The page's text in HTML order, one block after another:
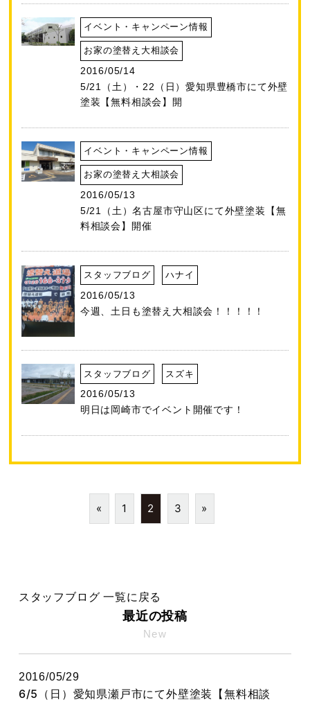
イベント・キャンペーン情報
お家の塗替え大相談会
2016/05/14
5/21（土）・22（日）愛知県豊橋市にて外壁
塗装【無料相談会】開
イベント・キャンペーン情報
お家の塗替え大相談会
2016/05/13
5/21（土）名古屋市守山区にて外壁塗装【無
料相談会】開催
スタッフブログ ハナイ
2016/05/13
今週、土日も塗替え大相談会！！！！！
スタッフブログ スズキ
2016/05/13
明日は岡崎市でイベント開催です！
« 1 2 3 »
スタッフブログ 一覧に戻る
最近の投稿
New
2016/05/29
6/5（日）愛知県瀬戸市にて外壁塗装【無料相談